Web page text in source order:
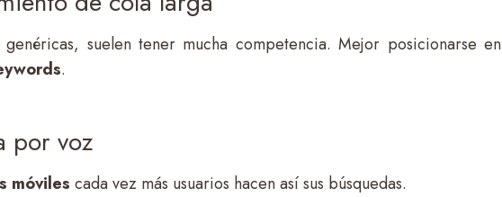
suelen tener mucha competencia. Mejor posicionarse en
.
por voz
móviles cada vez más usuarios hacen así sus búsquedas.